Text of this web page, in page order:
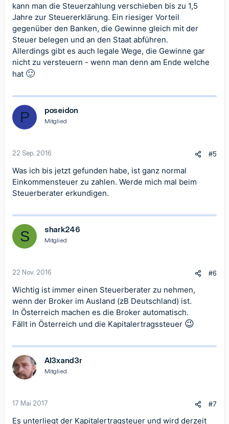
kann man die Steuerzahlung verschieben bis zu 1,5
Jahre zur Steuererklärung. Ein riesiger Vorteil
gegenüber den Banken, die Gewinne gleich mit der
Steuer belegen und an den Staat abführen.
Allerdings gibt es auch legale Wege, die Gewinne gar
nicht zu versteuern - wenn man denn am Ende welche
hat 🙂
P poseidon
Mitglied
22 Sep. 2016 #5
Was ich bis jetzt gefunden habe, ist ganz normal
Einkommensteuer zu zahlen. Werde mich mal beim
Steuerberater erkundigen.
S shark246
Mitglied
22 Nov. 2016 #6
Wichtig ist immer einen Steuerberater zu nehmen,
wenn der Broker im Ausland (zB Deutschland) ist.
In Österreich machen es die Broker automatisch.
Fällt in Österreich und die Kapitalertragssteuer 😉
Al3xand3r
Mitglied
17 Mai 2017 #7
Es unterliegt der Kapitalertragsteuer und wird derzeit